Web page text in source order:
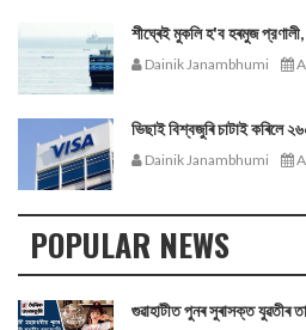
শীঘ্ৰেই মুকলি হ'ব হৰমুজ
Dainik Janambhumi
ভিছাই বিশ্বজুৰি চাটাই কৰিলে
Dainik Janambhumi
POPULAR NEWS
গুৱাহাটীত পুনৰ সুৰাসক্ত যুৱতীৰ